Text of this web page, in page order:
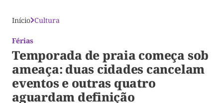
Início Cultura
Férias
Temporada de praia começa sob
ameaça: duas cidades cancelam
eventos e outras quatro
aguardam definição